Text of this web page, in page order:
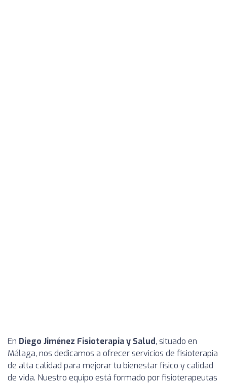
En Diego Jiménez Fisioterapia y Salud, situado en
Málaga, nos dedicamos a ofrecer servicios de fisioterapia
de alta calidad para mejorar tu bienestar físico y calidad
de vida. Nuestro equipo está formado por fisioterapeutas